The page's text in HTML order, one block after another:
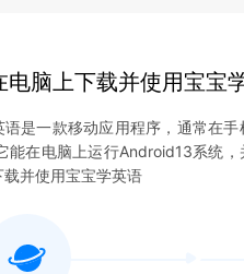
电脑上下载并使用宝宝
语是一款移动应用程序，通常在
能在电脑上运行Android13系统
载并使用宝宝学英语